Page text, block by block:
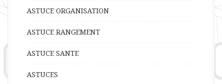
ASTUCE ORGANISATION
ASTUCE RANGEMENT
ASTUCE SANTE
ASTUCES